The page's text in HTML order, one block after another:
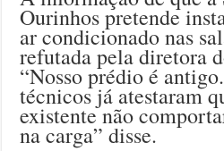
Ourinhos pretende
ar condicionado nas
refutada pela diretora
“Nosso prédio é
técnicos já atestaram
existente não
na carga” disse.